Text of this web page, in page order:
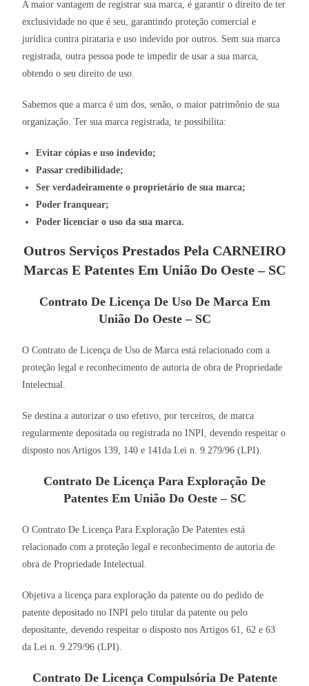
A maior vantagem de registrar sua marca, é garantir o direito de ter
exclusividade no que é seu, garantindo proteção comercial e
jurídica contra pirataria e uso indevido por outros. Sem sua marca
registrada, outra pessoa pode te impedir de usar a sua marca,
obtendo o seu direito de uso.
Sabemos que a marca é um dos, senão, o maior patrimônio de sua
organização. Ter sua marca registrada, te possibilita:
Evitar cópias e uso indevido;
Passar credibilidade;
Ser verdadeiramente o proprietário de sua marca;
Poder franquear;
Poder licenciar o uso da sua marca.
Outros Serviços Prestados Pela CARNEIRO
Marcas E Patentes Em União Do Oeste – SC
Contrato De Licença De Uso De Marca Em
União Do Oeste – SC
O Contrato de Licença de Uso de Marca está relacionado com a
proteção legal e reconhecimento de autoria de obra de Propriedade
Intelectual.
Se destina a autorizar o uso efetivo, por terceiros, de marca
regularmente depositada ou registrada no INPI, devendo respeitar o
disposto nos Artigos 139, 140 e 141da Lei n. 9.279/96 (LPI).
Contrato De Licença Para Exploração De
Patentes Em União Do Oeste – SC
O Contrato De Licença Para Exploração De Patentes está
relacionado com a proteção legal e reconhecimento de autoria de
obra de Propriedade Intelectual.
Objetiva a licença para exploração da patente ou do pedido de
patente depositado no INPI pelo titular da patente ou pelo
depositante, devendo respeitar o disposto nos Artigos 61, 62 e 63
da Lei n. 9.279/96 (LPI).
Contrato De Licença Compulsória De Patente